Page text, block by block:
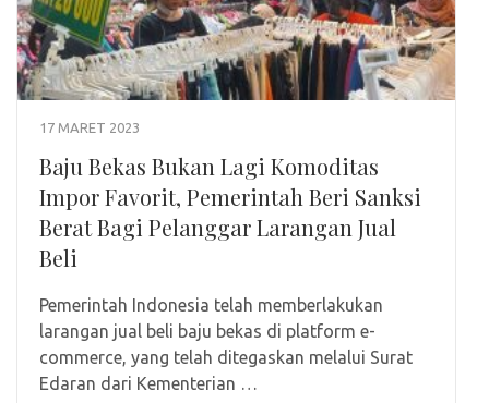
17 MARET 2023
Baju Bekas Bukan Lagi Komoditas
Impor Favorit, Pemerintah Beri Sanksi
Berat Bagi Pelanggar Larangan Jual
Beli
Pemerintah Indonesia telah memberlakukan
larangan jual beli baju bekas di platform e-
commerce, yang telah ditegaskan melalui Surat
Edaran dari Kementerian …